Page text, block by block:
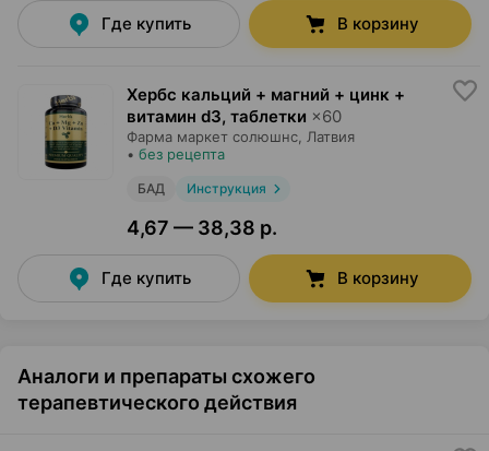
Где купить В корзину
Хербс кальций + магний + цинк +
витамин d3, таблетки ×60
Фарма маркет солюшнс , Латвия
• без рецепта
БАД Инструкция
4,67 — 38,38 р.
Где купить В корзину
Аналоги и препараты схожего
терапевтического действия